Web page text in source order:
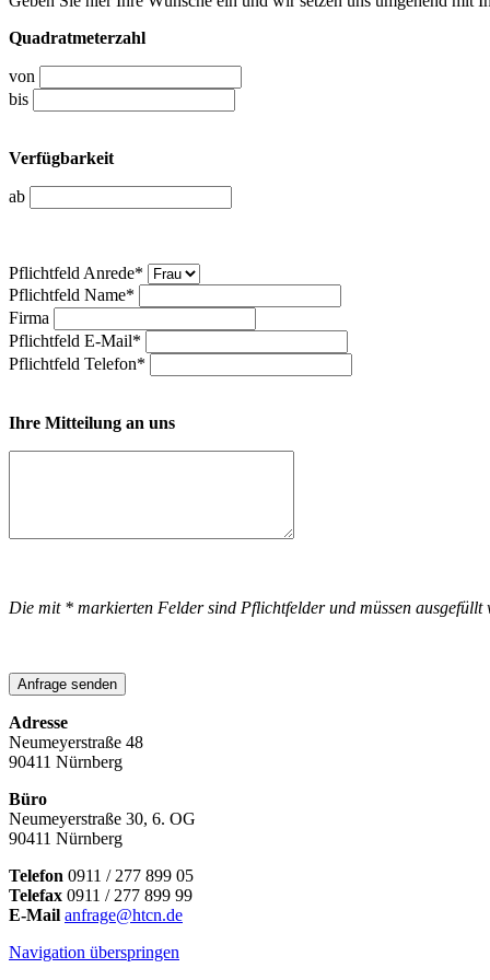
Quadratmeterzahl
von
bis
Verfügbarkeit
ab
Pflichtfeld Anrede*
Pflichtfeld Name*
Firma
Pflichtfeld E-Mail*
Pflichtfeld Telefon*
Ihre Mitteilung an uns
Die mit * markierten Felder sind Pflichtfelder und müssen ausgefüllt
Anfrage senden
Adresse
Neumeyerstraße 48
90411 Nürnberg
Büro
Neumeyerstraße 30, 6. OG
90411 Nürnberg
Telefon 0911 / 277 899 05
Telefax 0911 / 277 899 99
E-Mail anfrage@htcn.de
Navigation überspringen